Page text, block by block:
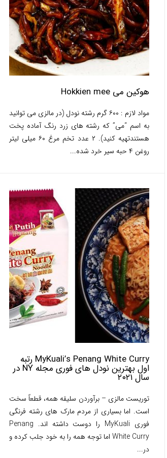
هوکین می Hokkien mee
مواد لازم : ۶۰۰ گرم رشته نودل (در مالزی می توانید
به اسم “می” که رشته های زرد رنگ آماده پخت
هستندتهیه کنید). ۲ عدد تخم مرغ ۶۰ میلی لیتر
روغن ۴ حبه سیر خرد شده...
MyKuali’s Penang White Curry رتبه
اول بهترین نودل های فوری مجله NY در
سال ۲۰۲۱
توریست مالزی – برآوردن سلیقه همه، قطعاً سخت
است. اما بسیاری از مردم مارک های رشته فرنگی
فوری MyKuali را دوست داشته اند. Penang
White Curry اما توجه همه را به خود جلب کرده و
در...